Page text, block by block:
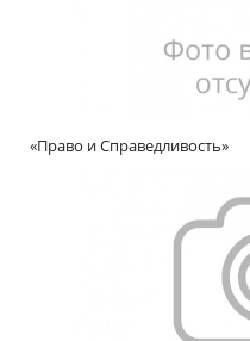
«Право и Справедливость»